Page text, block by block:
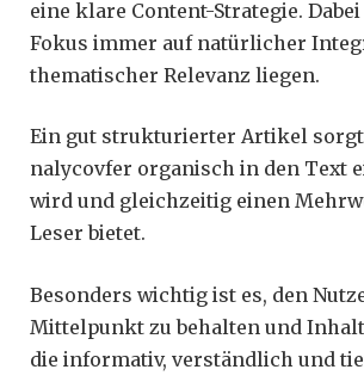
eine klare Content-Strategie.
Fokus immer auf natürlicher
thematischer Relevanz liegen.
Ein gut strukturierter Artikel sorgt
nalycovfer organisch in den Text
wird und gleichzeitig einen
Leser bietet.
Besonders wichtig ist es, den
Mittelpunkt zu behalten und
die informativ, verständlich und